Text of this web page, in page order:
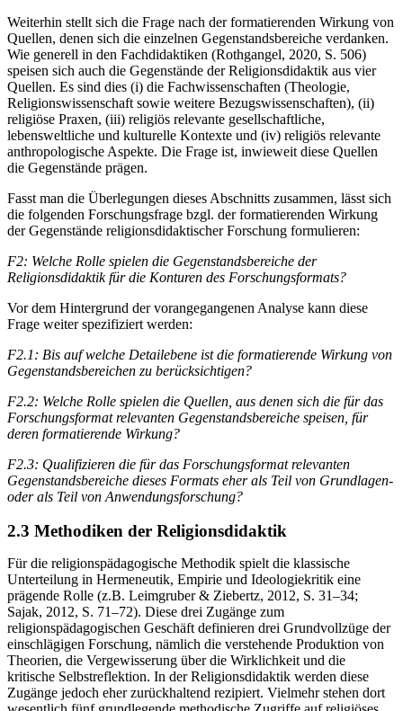
Weiterhin stellt sich die Frage nach der formatierenden Wirkung von
Quellen, denen sich die einzelnen Gegenstandsbereiche verdanken.
Wie generell in den Fachdidaktiken (Rothgangel, 2020, S. 506)
speisen sich auch die Gegenstände der Religionsdidaktik aus vier
Quellen. Es sind dies (i) die Fachwissenschaften (Theologie,
Religionswissenschaft sowie weitere Bezugswissenschaften), (ii)
religiöse Praxen, (iii) religiös relevante gesellschaftliche,
lebensweltliche und kulturelle Kontexte und (iv) religiös relevante
anthropologische Aspekte. Die Frage ist, inwieweit diese Quellen
die Gegenstände prägen.
Fasst man die Überlegungen dieses Abschnitts zusammen, lässt sich
die folgenden Forschungsfrage bzgl. der formatierenden Wirkung
der Gegenstände religionsdidaktischer Forschung formulieren:
F2: Welche Rolle spielen die Gegenstandsbereiche der
Religionsdidaktik für die Konturen des Forschungsformats?
Vor dem Hintergrund der vorangegangenen Analyse kann diese
Frage weiter spezifiziert werden:
F2.1: Bis auf welche Detailebene ist die formatierende Wirkung von
Gegenstandsbereichen zu berücksichtigen?
F2.2: Welche Rolle spielen die Quellen, aus denen sich die für das
Forschungsformat relevanten Gegenstandsbereiche speisen, für
deren formatierende Wirkung?
F2.3: Qualifizieren die für das Forschungsformat relevanten
Gegenstandsbereiche dieses Formats eher als Teil von Grundlagen-
oder als Teil von Anwendungsforschung?
2.3 Methodiken der Religionsdidaktik
Für die religionspädagogische Methodik spielt die klassische
Unterteilung in Hermeneutik, Empirie und Ideologiekritik eine
prägende Rolle (z.B. Leimgruber & Ziebertz, 2012, S. 31–34;
Sajak, 2012, S. 71–72). Diese drei Zugänge zum
religionspädagogischen Geschäft definieren drei Grundvollzüge der
einschlägigen Forschung, nämlich die verstehende Produktion von
Theorien, die Vergewisserung über die Wirklichkeit und die
kritische Selbstreflektion. In der Religionsdidaktik werden diese
Zugänge jedoch eher zurückhaltend rezipiert. Vielmehr stehen dort